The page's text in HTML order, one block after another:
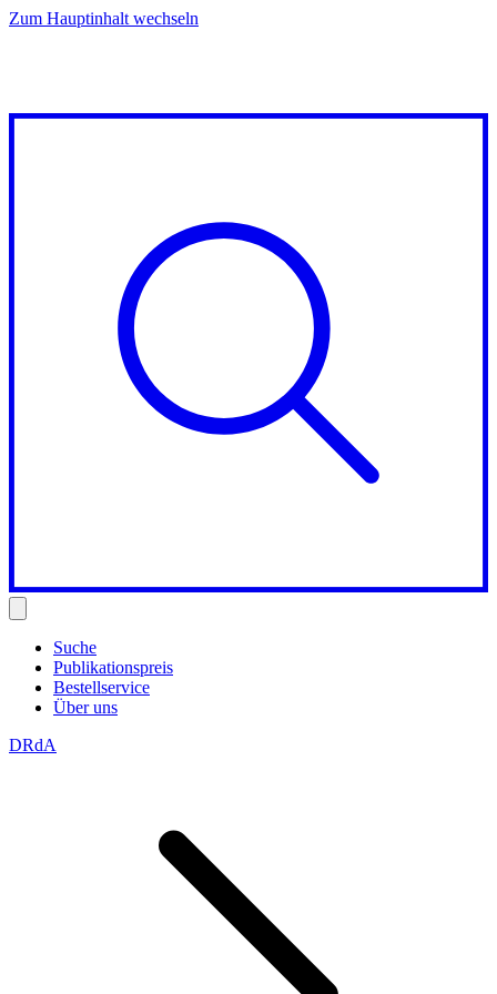
Zum Hauptinhalt wechseln
Suche
Publikationspreis
Bestellservice
Über uns
DRdA